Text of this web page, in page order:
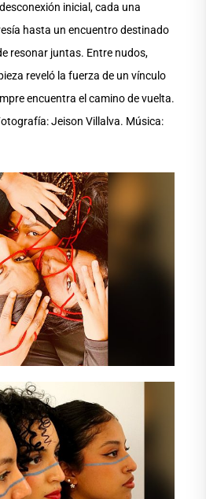
inicial, cada una
hasta un encuentro destinado
resonar juntas. Entre nudos,
reveló la fuerza de un vínculo
encuentra el camino de vuelta.
Jeison Villalva. Música: